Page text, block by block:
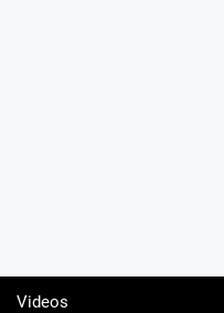
Videos